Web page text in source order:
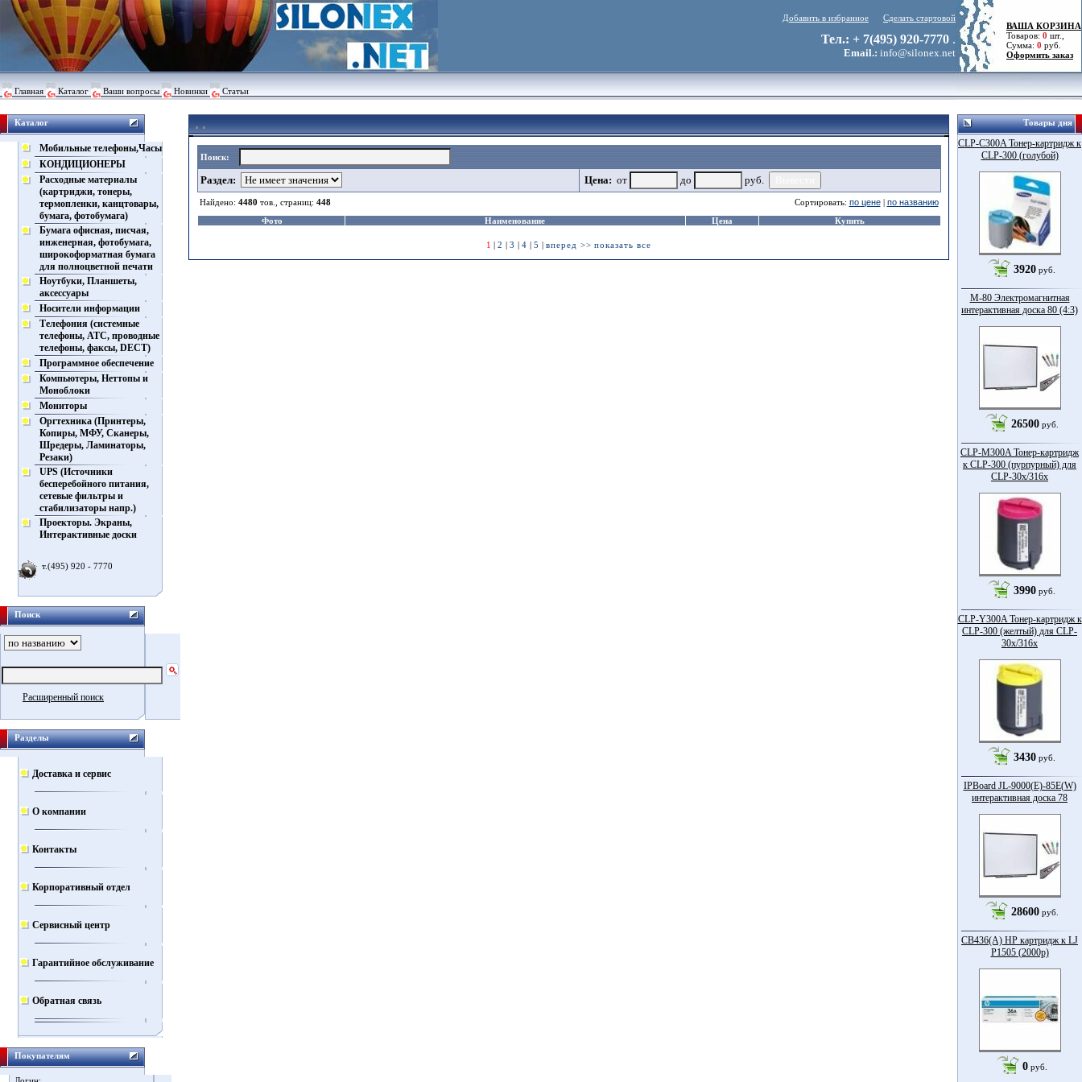
Добавить в избранное Сделать стартовой
Тел.: + 7(495) 920-7770 .
Email.: info@silonex.net
Главная Каталог Ваши вопросы Новинки Статьи
ВАША КОРЗИНА
Товаров: 0 шт.,
Сумма: 0 руб.
Оформить заказ
Каталог
Мобильные телефоны,Часы
КОНДИЦИОНЕРЫ
Расходные материалы
(картриджи, тонеры,
термопленки, канцтовары,
бумага, фотобумага)
Бумага офисная, писчая,
инженерная, фотобумага,
широкоформатная бумага
для полноцветной печати
Ноутбуки, Планшеты,
аксессуары
Носители информации
Телефония (системные
телефоны, АТС, проводные
телефоны, факсы, DECT)
Программное обеспечение
Компьютеры, Неттопы и
Моноблоки
Мониторы
Оргтехника (Принтеры,
Копиры, МФУ, Сканеры,
Шредеры, Ламинаторы,
Резаки)
UPS (Источники
бесперебойного питания,
сетевые фильтры и
стабилизаторы напр.)
Проекторы. Экраны,
Интерактивные доски
т.(495) 920 - 7770
Поиск
Расширенный поиск
Разделы
Доставка и сервис
О компании
Контакты
Корпоративный отдел
Сервисный центр
Гарантийное обслуживание
Обратная связь
Покупателям
Поиск:
Раздел: Цена: от до руб.
Найдено: 4480 тов., страниц: 448 Сортировать: по цене| по названию
Фото
Наименование Цена Купить
1 | 2 | 3 | 4 | 5 | вперед >> показать все
Товары дня
CLP-C300A Тонер-картридж к
CLP-300 (голубой)
3920 руб.
M-80 Электромагнитная
интерактивная доска 80 (4:3)
26500 руб.
CLP-M300A Тонер-картридж
к CLP-300 (пурпурный) для
CLP-30x/316x
3990 руб.
CLP-Y300A Тонер-картридж к
CLP-300 (желтый) для CLP-
30x/316x
3430 руб.
IPBoard JL-9000(E)-85Е(W)
интерактивная доска 78
28600 руб.
CB436(A) HP картридж к LJ
P1505 (2000p)
0 руб.